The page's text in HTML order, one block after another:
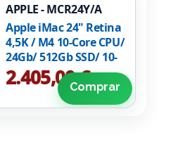
APPLE - MCR24Y/A
Apple iMac 24" Retina
4,5K / M4 10-Core CPU/
24Gb/ 512Gb SSD/ 10-
Core GPU/ Plata
2.405,00 €Comprar